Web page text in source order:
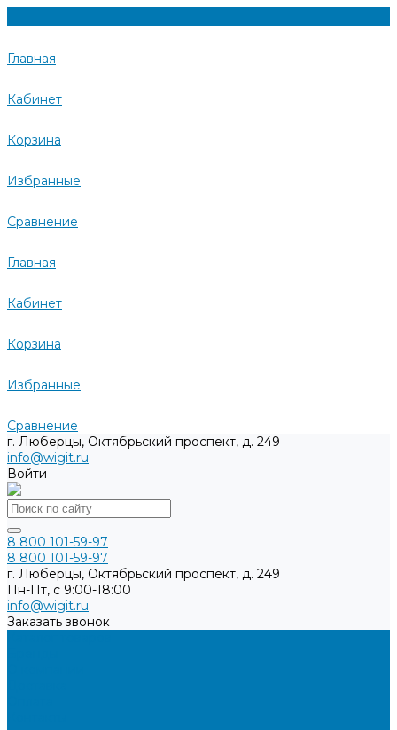
Главная
Кабинет
Корзина
Избранные
Сравнение
Главная
Кабинет
Корзина
Избранные
Сравнение
г. Люберцы, Октябрьский проспект, д. 249
info@wigit.ru
Войти
8 800 101-59-97
8 800 101-59-97
г. Люберцы, Октябрьский проспект, д. 249
Пн-Пт, с 9:00-18:00
info@wigit.ru
Заказать звонок